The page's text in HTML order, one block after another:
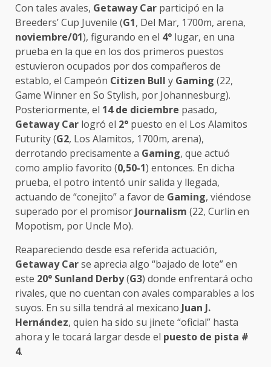
Con tales avales, Getaway Car participó en la
Breeders’ Cup Juvenile (G1, Del Mar, 1700m, arena,
noviembre/01), figurando en el 4° lugar, en una
prueba en la que en los dos primeros puestos
estuvieron ocupados por dos compañeros de
establo, el Campeón Citizen Bull y Gaming (22,
Game Winner en So Stylish, por Johannesburg).
Posteriormente, el 14 de diciembre pasado,
Getaway Car logró el 2° puesto en el Los Alamitos
Futurity (G2, Los Alamitos, 1700m, arena),
derrotando precisamente a Gaming, que actuó
como amplio favorito (0,50-1) entonces. En dicha
prueba, el potro intentó unir salida y llegada,
actuando de “conejito” a favor de Gaming, viéndose
superado por el promisor Journalism (22, Curlin en
Mopotism, por Uncle Mo).
Reapareciendo desde esa referida actuación,
Getaway Carse aprecia algo “bajado de lote” en
este 20° Sunland Derby(G3) donde enfrentará ocho
rivales, que no cuentan con avales comparables a los
suyos. En su silla tendrá al mexicano Juan J.
Hernández, quien ha sido su jinete “oficial” hasta
ahora y le tocará largar desde el puesto de pista #
4.